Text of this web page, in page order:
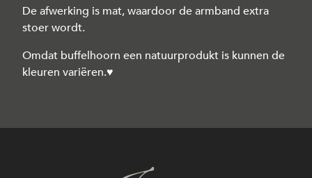
De afwerking is mat, waardoor de armband extra
stoer wordt.
Omdat buffelhoorn een natuurprodukt is kunnen de
kleuren variëren.♥